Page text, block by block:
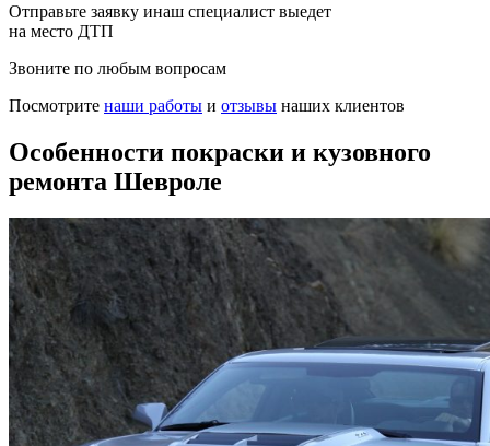
Отправьте заявку инаш специалист выедет
на место ДТП
Звоните по любым вопросам
Посмотрите наши работы и отзывы наших клиентов
Особенности покраски и кузовного
ремонта Шевроле